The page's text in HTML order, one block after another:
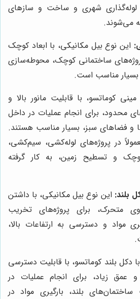
لوله‌گذاری شهری و ساخت و سازهای
می‌شوند.
این نوع بیل مکانیکی، با ابعاد کوچک
ساختمانی کوچک، محوطه‌سازی
بسیار مناسب است.
کوماتسو، با قابلیت مانور بالا و
محدود، برای انجام عملیات در داخل
و فضاهای سبز، بسیار مناسب هستند.
در پروژه‌های لوله‌کشی، سیم‌کشی،
و تسطیح زمین، به کار گرفته
بلند: این نوع بیل مکانیکی، با داشتن
متحرک، برای پروژه‌های تخریب
مواد و دسترسی به ارتفاعات بالا،
دکل بلند کوماتسو، با قابلیت دسترسی
و عمق زیاد، برای انجام عملیات در
بلند، بارگیری مواد در